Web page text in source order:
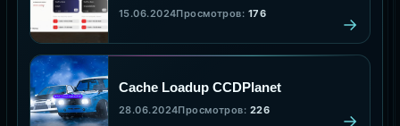
15.06.2024Просмотров: 176
Cache Loadup CCDPlanet
28.06.2024Просмотров: 226